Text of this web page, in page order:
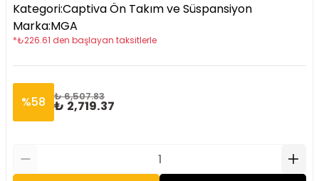
Kategori:Captiva Ön Takım ve Süspansiyon
Marka:MGA
*₺226.61 den başlayan taksitlerle
%58 ₺ 6,507.83
₺ 2,719.37